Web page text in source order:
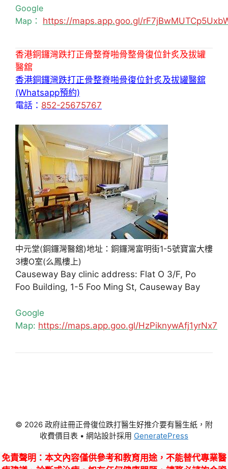
Google
Map： https://maps.app.goo.gl/
香港銅鑼灣跌打正骨整脊啪骨整骨復位針炙及拔罐
醫舘
香港銅鑼灣跌打正骨整脊啪骨復位針炙及拔罐醫舘
(Whatsapp預約)
電話： 852-25675767
中元堂(銅鑼灣醫舘)地址：銅鑼灣富明街1-5號寶富大樓
3樓O室(么鳳樓上)
Causeway Bay clinic address: Flat O 3/F, Po
Foo Building, 1-5 Foo Ming St, Causeway Bay
Google
Map: https://maps.app.goo.gl/HzPiknywAfj1yrNx7
© 2026 政府註冊正骨復位跌打醫生好推介要有醫生紙，附
收費價目表 • 網站設計採用 GeneratePress
免責聲明 ：本文內容僅供參考和教育用途，不能替代專業醫